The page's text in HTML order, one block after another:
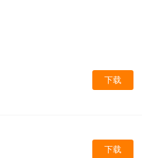
下载
下载